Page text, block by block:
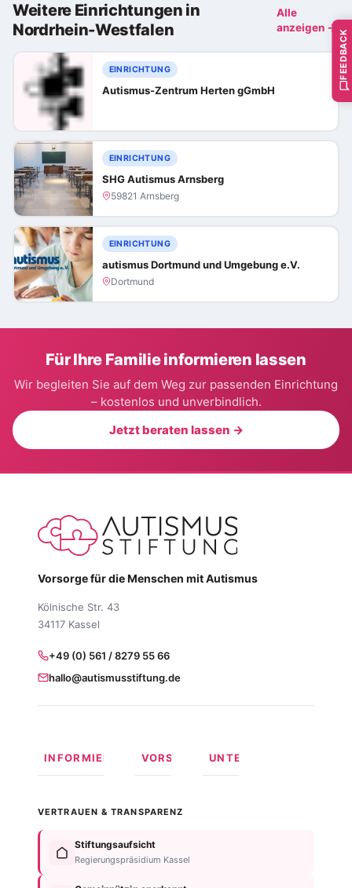
Weitere Einrichtungen in
Nordrhein-Westfalen
Alle
anzeigen →
EINRICHTUNG
Autismus-Zentrum Herten gGmbH
EINRICHTUNG
SHG Autismus Arnsberg
59821 Arnsberg
EINRICHTUNG
autismus Dortmund und Umgebung e.V.
Dortmund
Für Ihre Familie informieren lassen
Wir begleiten Sie auf dem Weg zur passenden Einrichtung
– kostenlos und unverbindlich.
Jetzt beraten lassen →
Vorsorge für die Menschen mit Autismus
Kölnische Str. 43
34117 Kassel
+49 (0) 561 / 8279 55 66
hallo@autismusstiftung.de
INFORMIEREN
Formen
Autismus
Anzeichen
VORSORGEN
Behindertentestament
Im
Testament
UNTERSTÜTZEN
VERTRAUEN & TRANSPARENZ
Stiftungsaufsicht
Regierungspräsidium Kassel
FEEDBACK